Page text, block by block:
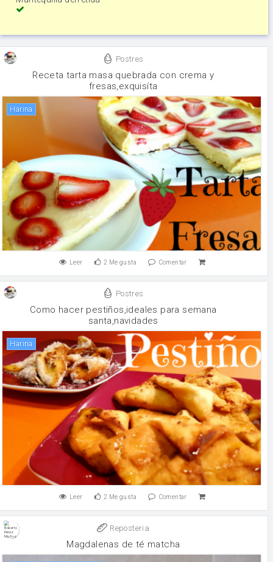
Postres
Receta tarta masa quebrada con crema y
fresas,exquisíta
harina
Leer 2 Me gusta Comentar
Postres
Como hacer pestiños,ideales para semana
santa,navidades
harina
Leer 2 Me gusta Comentar
Reposteria
Magdalenas de té matcha